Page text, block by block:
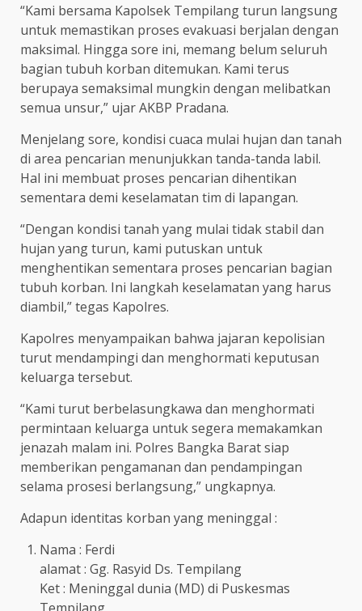
“Kami bersama Kapolsek Tempilang turun langsung
untuk memastikan proses evakuasi berjalan dengan
maksimal. Hingga sore ini, memang belum seluruh
bagian tubuh korban ditemukan. Kami terus
berupaya semaksimal mungkin dengan melibatkan
semua unsur,” ujar AKBP Pradana.
Menjelang sore, kondisi cuaca mulai hujan dan tanah
di area pencarian menunjukkan tanda-tanda labil.
Hal ini membuat proses pencarian dihentikan
sementara demi keselamatan tim di lapangan.
“Dengan kondisi tanah yang mulai tidak stabil dan
hujan yang turun, kami putuskan untuk
menghentikan sementara proses pencarian bagian
tubuh korban. Ini langkah keselamatan yang harus
diambil,” tegas Kapolres.
Kapolres menyampaikan bahwa jajaran kepolisian
turut mendampingi dan menghormati keputusan
keluarga tersebut.
“Kami turut berbelasungkawa dan menghormati
permintaan keluarga untuk segera memakamkan
jenazah malam ini. Polres Bangka Barat siap
memberikan pengamanan dan pendampingan
selama prosesi berlangsung,” ungkapnya.
Adapun identitas korban yang meninggal :
Nama : Ferdi
alamat : Gg. Rasyid Ds. Tempilang
Ket : Meninggal dunia (MD) di Puskesmas